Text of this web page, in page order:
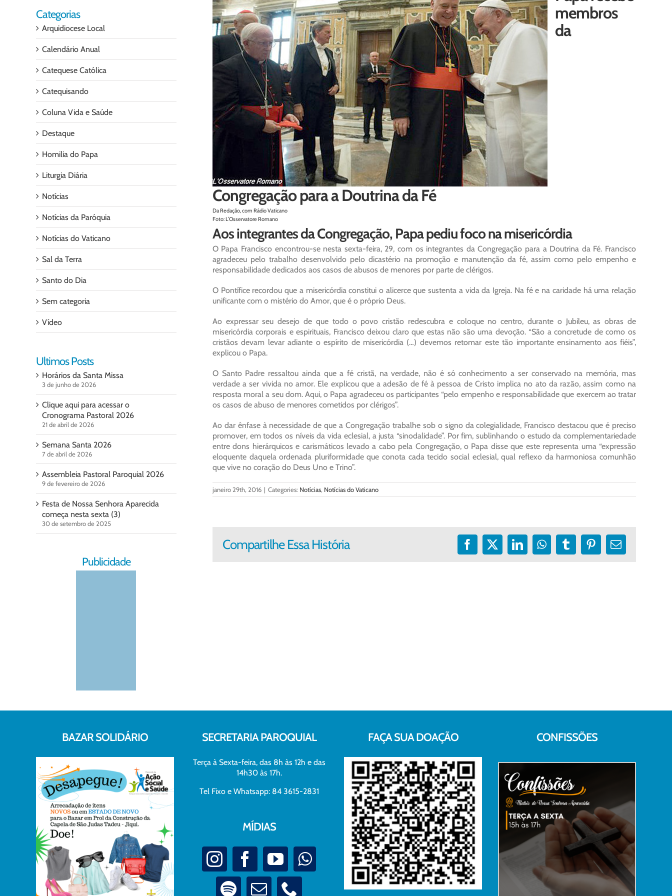
membros
da
Congregação para a Doutrina da Fé
Da Redação, com Rádio Vaticano
Foto: L’Osservatore Romano
Aos integrantes da Congregação, Papa pediu foco na misericórdia
O Papa Francisco encontrou-se nesta sexta-feira, 29, com os integrantes da Congregação para a Doutrina da Fé. Francisco
agradeceu pelo trabalho desenvolvido pelo dicastério na promoção e manutenção da fé, assim como pelo empenho e
responsabilidade dedicados aos casos de abusos de menores por parte de clérigos.
O Pontífice recordou que a misericórdia constitui o alicerce que sustenta a vida da Igreja. Na fé e na caridade há uma relação
unificante com o mistério do Amor, que é o próprio Deus.
Ao expressar seu desejo de que todo o povo cristão redescubra e coloque no centro, durante o Jubileu, as obras de
misericórdia corporais e espirituais, Francisco deixou claro que estas não são uma devoção. “São a concretude de como os
cristãos devam levar adiante o espírito de misericórdia (…) devemos retomar este tão importante ensinamento aos fiéis”,
explicou o Papa.
O Santo Padre ressaltou ainda que a fé cristã, na verdade, não é só conhecimento a ser conservado na memória, mas
verdade a ser vivida no amor. Ele explicou que a adesão de fé à pessoa de Cristo implica no ato da razão, assim como na
resposta moral a seu dom. Aqui, o Papa agradeceu os participantes “pelo empenho e responsabilidade que exercem ao tratar
os casos de abuso de menores cometidos por clérigos”.
Ao dar ênfase à necessidade de que a Congregação trabalhe sob o signo da colegialidade, Francisco destacou que é preciso
promover, em todos os níveis da vida eclesial, a justa “sinodalidade”. Por fim, sublinhando o estudo da complementariedade
entre dons hierárquicos e carismáticos levado a cabo pela Congregação, o Papa disse que este representa uma “expressão
eloquente daquela ordenada pluriformidade que conota cada tecido social eclesial, qual reflexo da harmoniosa comunhão
que vive no coração do Deus Uno e Trino”.
janeiro 29th, 2016 | Categories: Notícias, Notícias do Vaticano
Compartilhe Essa História Facebook
X LinkedInWhatsApp
TumblrPinterest
E-
Categorias
Arquidiocese Local
Calendário Anual
Catequese Católica
Catequisando
Coluna Vida e Saúde
Destaque
Homilia do Papa
Liturgia Diária
Notícias
Notícias da Paróquia
Notícias do Vaticano
Sal da Terra
Santo do Dia
Sem categoria
Vídeo
Ultimos Posts
Horários da Santa Missa
3 de junho de 2026
Clique aqui para acessar o
Cronograma Pastoral 2026
21 de abril de 2026
Semana Santa 2026
7 de abril de 2026
Assembleia Pastoral Paroquial 2026
9 de fevereiro de 2026
Festa de Nossa Senhora Aparecida
começa nesta sexta (3)
30 de setembro de 2025
Publicidade
BAZAR SOLIDÁRIO SECRETARIA PAROQUIAL
Terça à Sexta-feira, das 8h às 12h e das
14h30 às 17h.
Tel Fixo e Whatsapp: 84 3615-2831
MÍDIAS
FAÇA SUA DOAÇÃO CONFISSÕES